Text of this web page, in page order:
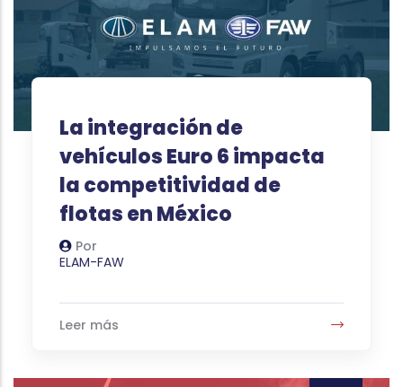
La integración de
vehículos Euro 6 impacta
la competitividad de
flotas en México
Por
Autor
ELAM-FAW
Leer más